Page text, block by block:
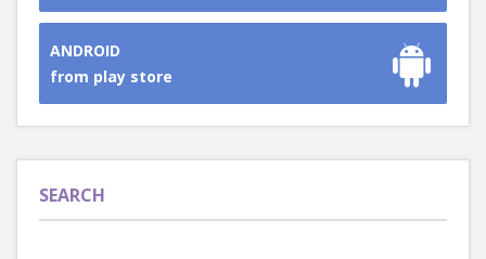
ANDROID
from play store
SEARCH